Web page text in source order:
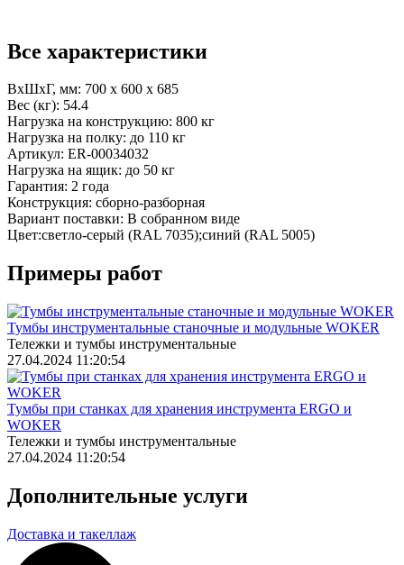
Все характеристики
ВхШхГ, мм: 700 x 600 x 685
Вес (кг): 54.4
Нагрузка на конструкцию: 800 кг
Нагрузка на полку: до 110 кг
Артикул: ER-00034032
Нагрузка на ящик: до 50 кг
Гарантия: 2 года
Конструкция: сборно-разборная
Вариант поставки: В собранном виде
Цвет:светло-серый (RAL 7035);синий (RAL 5005)
Примеры работ
Тумбы инструментальные станочные и модульные WOKER
Тележки и тумбы инструментальные
27.04.2024 11:20:54
Тумбы при станках для хранения инструмента ERGO и
WOKER
Тележки и тумбы инструментальные
27.04.2024 11:20:54
Дополнительные услуги
Доставка и такеллаж